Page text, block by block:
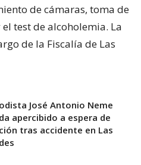
de cámaras, toma de
test de alcoholemia. La
de la Fiscalía de Las
José Antonio Neme
apercibido a espera de
tras accidente en Las